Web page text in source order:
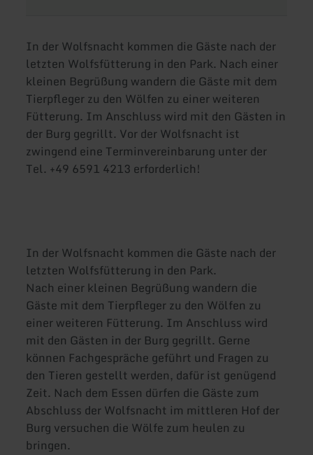
In der Wolfsnacht kommen die Gäste nach der
letzten Wolfsfütterung in den Park. Nach einer
kleinen Begrüßung wandern die Gäste mit dem
Tierpfleger zu den Wölfen zu einer weiteren
Fütterung. Im Anschluss wird mit den Gästen in
der Burg gegrillt. Vor der Wolfsnacht ist
zwingend eine Terminvereinbarung unter der
Tel. +49 6591 4213 erforderlich!
In der Wolfsnacht kommen die Gäste nach der
letzten Wolfsfütterung in den Park.
Nach einer kleinen Begrüßung wandern die
Gäste mit dem Tierpfleger zu den Wölfen zu
einer weiteren Fütterung. Im Anschluss wird
mit den Gästen in der Burg gegrillt. Gerne
können Fachgespräche geführt und Fragen zu
den Tieren gestellt werden, dafür ist genügend
Zeit. Nach dem Essen dürfen die Gäste zum
Abschluss der Wolfsnacht im mittleren Hof der
Burg versuchen die Wölfe zum heulen zu
bringen.